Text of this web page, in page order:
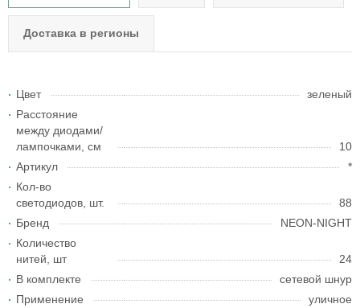
Доставка в регионы
Цвет
зеленый
Расстояние
между диодами/
лампочками, см
10
Артикул
*
Кол-во
светодиодов, шт.
88
Бренд
NEON-NIGHT
Количество
нитей, шт
24
В комплекте
сетевой шнур
Применение
уличное